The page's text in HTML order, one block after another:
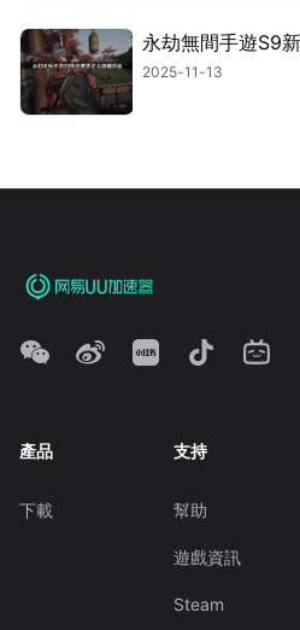
永劫無間手遊S9
2025-11-13
產品
下載
支持
幫助
遊戲資訊
Steam